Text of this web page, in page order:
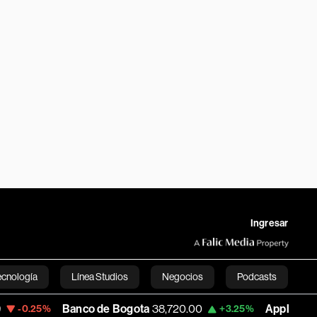
Ingresar
Línea Studios Negocios Podcasts
English
Banco de Bogota 38,720.00 +3.25% Apple 308.63